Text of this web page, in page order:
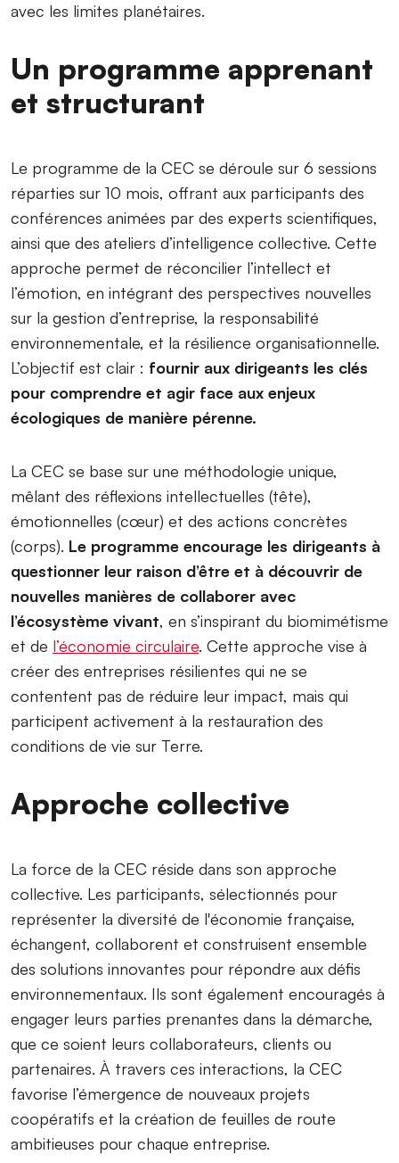
avec les limites planétaires.
Un programme apprenant
et structurant
Le programme de la CEC se déroule sur 6 sessions
réparties sur 10 mois, offrant aux participants des
conférences animées par des experts scientifiques,
ainsi que des ateliers d’intelligence collective. Cette
approche permet de réconcilier l’intellect et
l’émotion, en intégrant des perspectives nouvelles
sur la gestion d’entreprise, la responsabilité
environnementale, et la résilience organisationnelle.
L’objectif est clair : fournir aux dirigeants les clés
pour comprendre et agir face aux enjeux
écologiques de manière pérenne.
La CEC se base sur une méthodologie unique,
mêlant des réflexions intellectuelles (tête),
émotionnelles (cœur) et des actions concrètes
(corps). Le programme encourage les dirigeants à
questionner leur raison d’être et à découvrir de
nouvelles manières de collaborer avec
l’écosystème vivant, en s’inspirant du biomimétisme
et de l’économie circulaire. Cette approche vise à
créer des entreprises résilientes qui ne se
contentent pas de réduire leur impact, mais qui
participent activement à la restauration des
conditions de vie sur Terre.
Approche collective
La force de la CEC réside dans son approche
collective. Les participants, sélectionnés pour
représenter la diversité de l'économie française,
échangent, collaborent et construisent ensemble
des solutions innovantes pour répondre aux défis
environnementaux. Ils sont également encouragés à
engager leurs parties prenantes dans la démarche,
que ce soient leurs collaborateurs, clients ou
partenaires. À travers ces interactions, la CEC
favorise l’émergence de nouveaux projets
coopératifs et la création de feuilles de route
ambitieuses pour chaque entreprise.